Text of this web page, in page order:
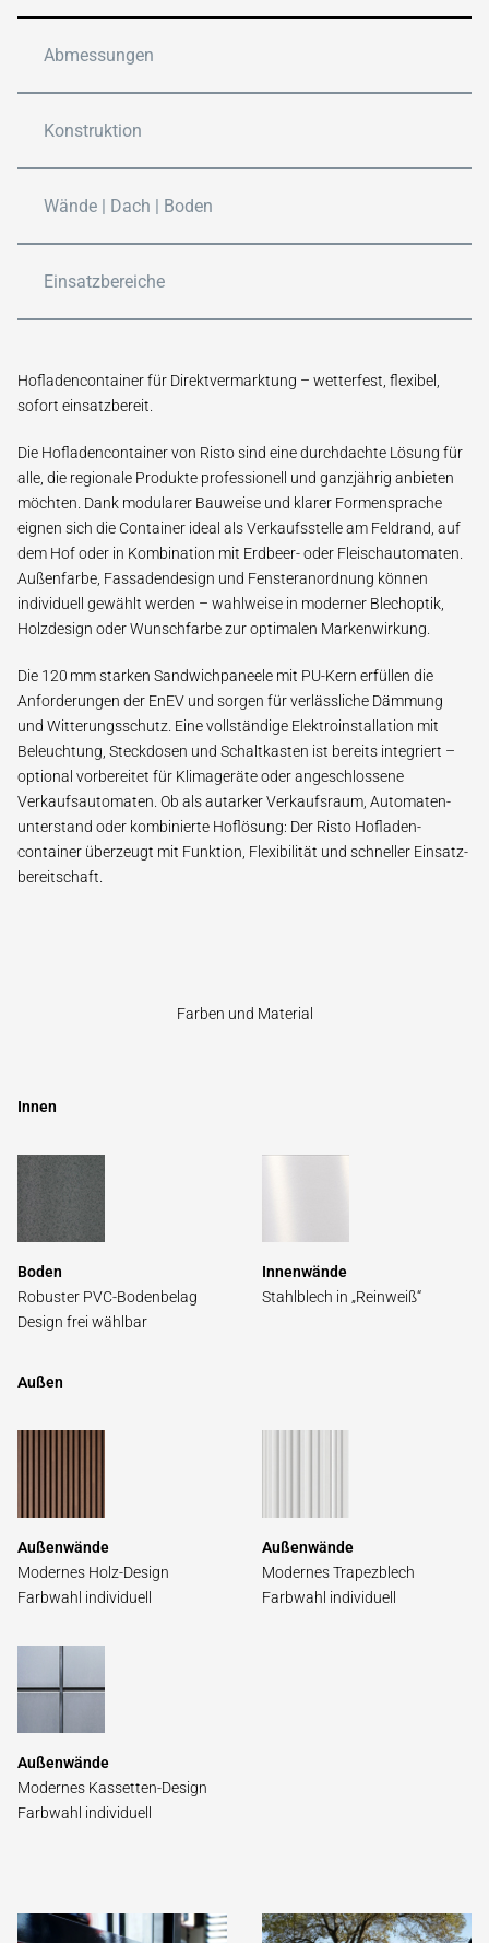
Abmessungen
Konstruktion
Wände | Dach | Boden
Einsatzbereiche
Hofladen­container für Direkt­vermarktung – wetter­fest, flexibel,
sofort einsatz­bereit.
Die Hofladen­container von Risto sind eine durch­dachte Lösung für
alle, die regionale Produkte professionell und ganzjährig anbieten
möchten. Dank modularer Bauweise und klarer Formen­sprache
eignen sich die Container ideal als Verkaufs­stelle am Feldrand, auf
dem Hof oder in Kombination mit Erdbeer- oder Fleisch­automaten.
Außen­farbe, Fassaden­design und Fenster­anordnung können
individuell gewählt werden – wahlweise in moderner Blechoptik,
Holzdesign oder Wunsch­farbe zur optimalen Marken­wirkung.
Die 120 mm starken Sandwich­paneele mit PU-Kern erfüllen die
Anforderungen der EnEV und sorgen für verlässliche Dämmung
und Witterungs­schutz. Eine vollständige Elektro­installation mit
Beleuchtung, Steck­dosen und Schalt­kasten ist bereits integriert –
optional vorbereitet für Klima­geräte oder angeschlossene
Verkaufs­automaten. Ob als autarker Verkaufs­raum, Automaten­
unterstand oder kombinierte Hof­lösung: Der Risto Hofladen­
container überzeugt mit Funktion, Flexibilität und schneller Einsatz­
bereitschaft.
Farben und Material
Innen
Boden
Robuster PVC-Boden­belag
Design frei wählbar
Innen­wände
Stahl­blech in „Rein­weiß“
Außen
Außen­wände
Modernes Holz-Design
Farb­wahl individuell
Außenwände
Modernes Trapez­blech
Farb­wahl indivi­duell
Außen­wände
Modernes Kassetten-Design
Farbwahl individuell